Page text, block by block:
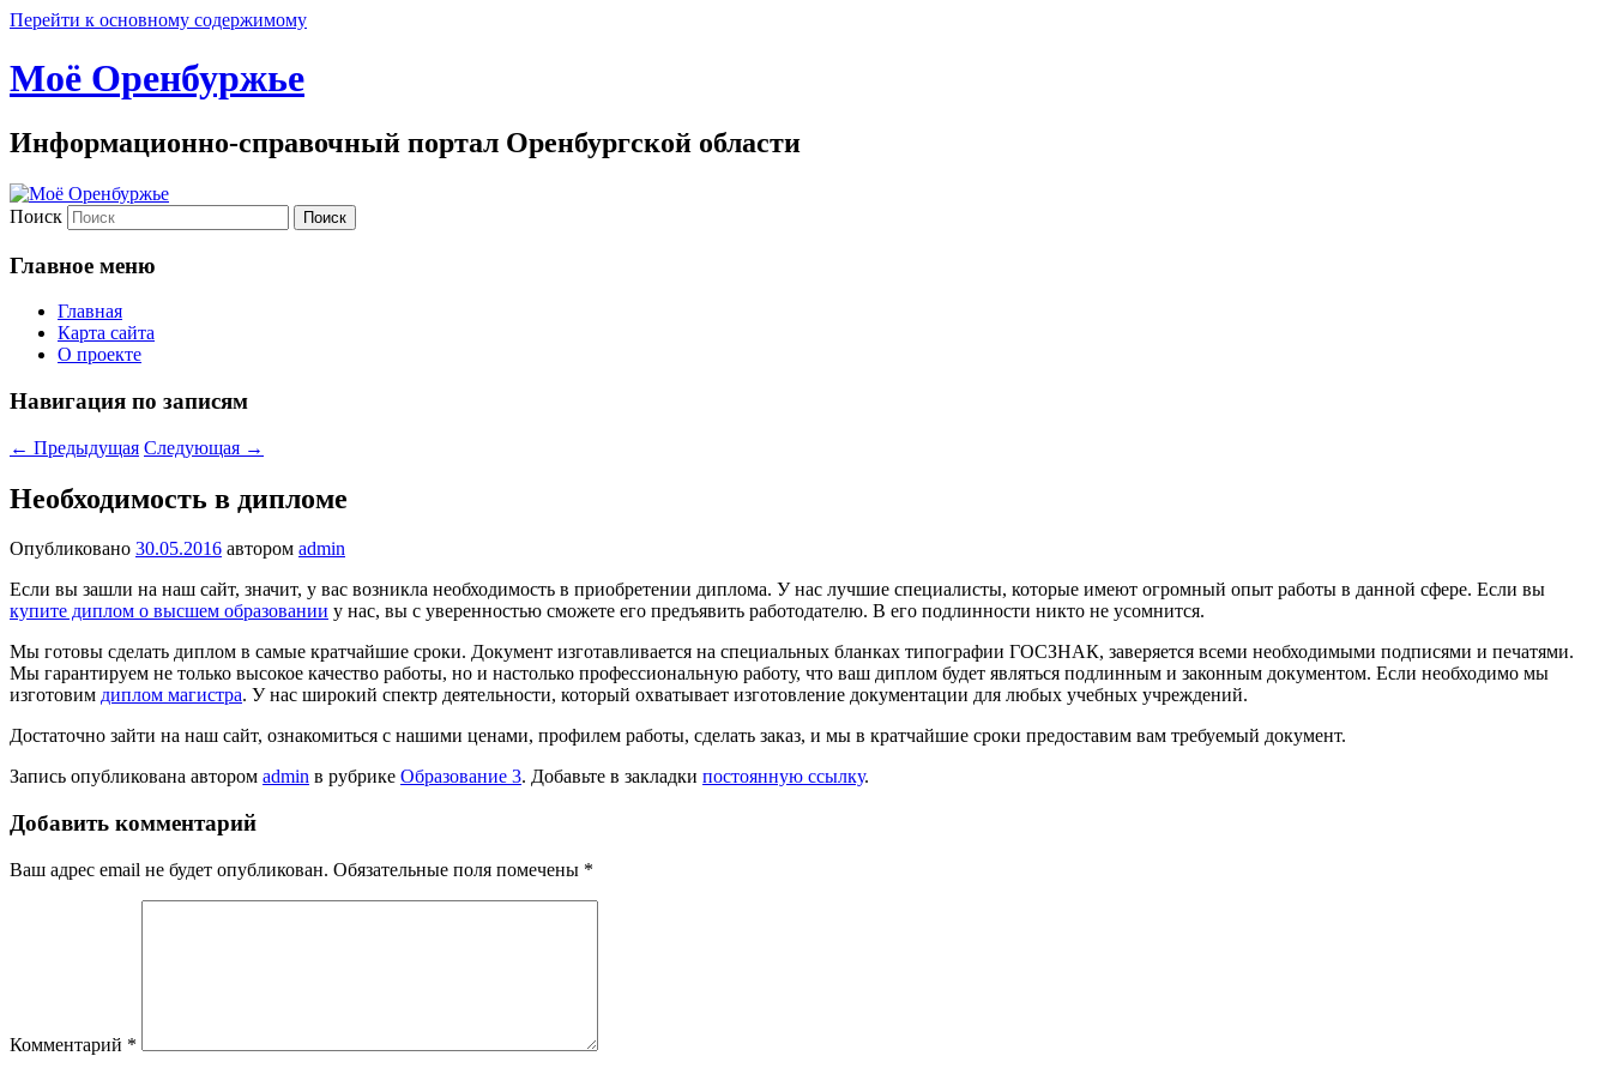
Перейти к основному содержимому
Моё Оренбуржье
Информационно-справочный портал Оренбургской области
Поиск
Главное меню
Главная
Карта сайта
О проекте
Навигация по записям
← Предыдущая Следующая →
Необходимость в дипломе
Опубликовано 30.05.2016 автором admin
Если вы зашли на наш сайт, значит, у вас возникла необходимость в приобретении диплома. У нас лучшие специалисты, которые имеют огромный опыт работы в данной сфере. Если вы
купите диплом о высшем образовании у нас, вы с уверенностью сможете его предъявить работодателю. В его подлинности никто не усомнится.
Мы готовы сделать диплом в самые кратчайшие сроки. Документ изготавливается на специальных бланках типографии ГОСЗНАК, заверяется всеми необходимыми подписями и печатями.
Мы гарантируем не только высокое качество работы, но и настолько профессиональную работу, что ваш диплом будет являться подлинным и законным документом. Если необходимо мы
изготовим диплом магистра. У нас широкий спектр деятельности, который охватывает изготовление документации для любых учебных учреждений.
Достаточно зайти на наш сайт, ознакомиться с нашими ценами, профилем работы, сделать заказ, и мы в кратчайшие сроки предоставим вам требуемый документ.
Запись опубликована автором admin в рубрике Образование 3. Добавьте в закладки постоянную ссылку.
Добавить комментарий
Ваш адрес email не будет опубликован. Обязательные поля помечены *
Комментарий *